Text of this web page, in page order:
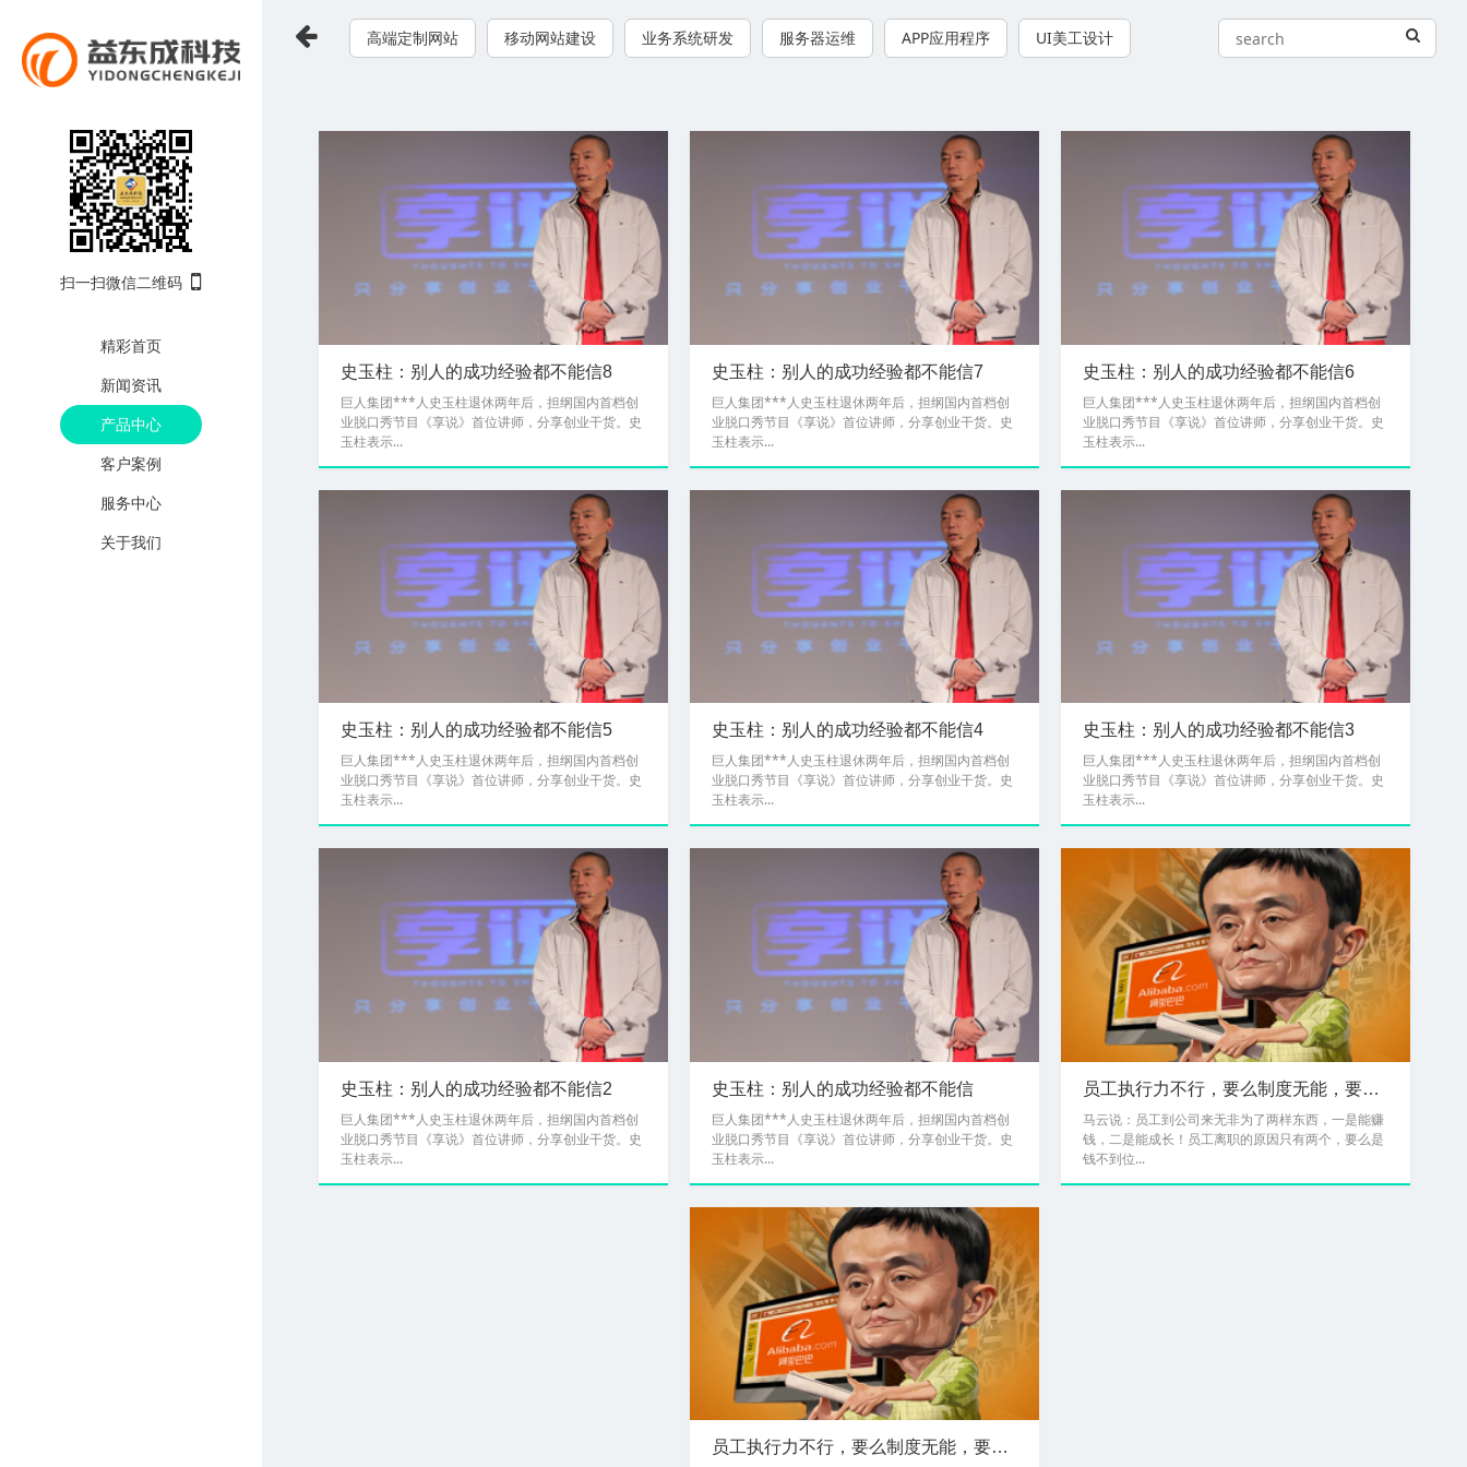
扫一扫微信二维码
精彩首页
新闻资讯
产品中心
客户案例
服务中心
关于我们
高端定制网站 移动网站建设 业务系统研发 服务器运维 APP应用程序 UI美工设计
史玉柱：别人的成功经验都不能信8
巨人集团***人史玉柱退休两年后，担纲国内首档创
业脱口秀节目《享说》首位讲师，分享创业干货。史
玉柱表示...
史玉柱：别人的成功经验都不能信7
巨人集团***人史玉柱退休两年后，担纲国内首档创
业脱口秀节目《享说》首位讲师，分享创业干货。史
玉柱表示...
史玉柱：别人的成功经验都不能信6
巨人集团***人史玉柱退休两年后，担纲国内首档创
业脱口秀节目《享说》首位讲师，分享创业干货。史
玉柱表示...
史玉柱：别人的成功经验都不能信5
巨人集团***人史玉柱退休两年后，担纲国内首档创
业脱口秀节目《享说》首位讲师，分享创业干货。史
玉柱表示...
史玉柱：别人的成功经验都不能信4
巨人集团***人史玉柱退休两年后，担纲国内首档创
业脱口秀节目《享说》首位讲师，分享创业干货。史
玉柱表示...
史玉柱：别人的成功经验都不能信3
巨人集团***人史玉柱退休两年后，担纲国内首档创
业脱口秀节目《享说》首位讲师，分享创业干货。史
玉柱表示...
史玉柱：别人的成功经验都不能信2
巨人集团***人史玉柱退休两年后，担纲国内首档创
业脱口秀节目《享说》首位讲师，分享创业干货。史
玉柱表示...
史玉柱：别人的成功经验都不能信
巨人集团***人史玉柱退休两年后，担纲国内首档创
业脱口秀节目《享说》首位讲师，分享创业干货。史
玉柱表示...
员工执行力不行，要么制度无能，要么***无能8
马云说：员工到公司来无非为了两样东西，一是能赚
钱，二是能成长！员工离职的原因只有两个，要么是
钱不到位...
员工执行力不行，要么制度无能，要么***无能7